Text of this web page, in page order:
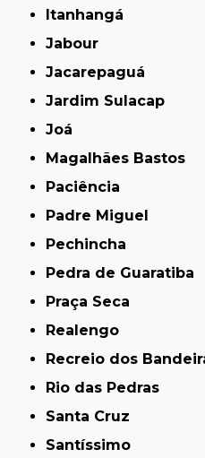
Itanhangá
Jabour
Jacarepaguá
Jardim Sulacap
Joá
Magalhães Bastos
Paciência
Padre Miguel
Pechincha
Pedra de Guaratiba
Praça Seca
Realengo
Recreio dos
Rio das Pedras
Santa Cruz
Santíssimo